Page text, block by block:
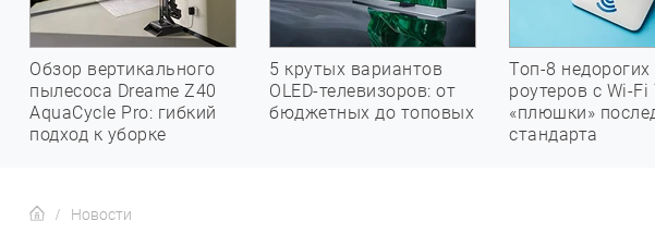
Обзор вертикального
пылесоса Dreame Z40
AquaCycle Pro: гибкий
подход к уборке
5 крутых вариантов
OLED-телевизоров: от
бюджетных до топовых
Топ-8 недорогих
роутеров с Wi-Fi
«плюшки»
стандарта
Новости